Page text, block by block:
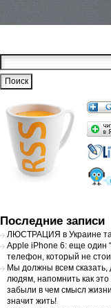
Последние записи
ЛЮСТРАЦИЯ в Украине
Apple iPhone 6: еще один
телефон, который не
Мы должны всем
людям, напомнить как
забыли в чем смысл
значит жить!